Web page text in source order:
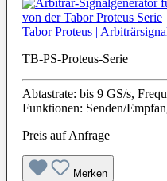
Tabor Proteus |
TB-PS-Proteus-Serie
Abtastrate: bis 9 GS/s,
Funktionen: Senden/
Preis auf Anfrage
Merken